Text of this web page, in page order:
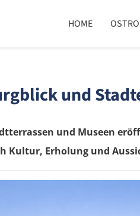
HOME
und
und Museen
Kultur, Erholung und